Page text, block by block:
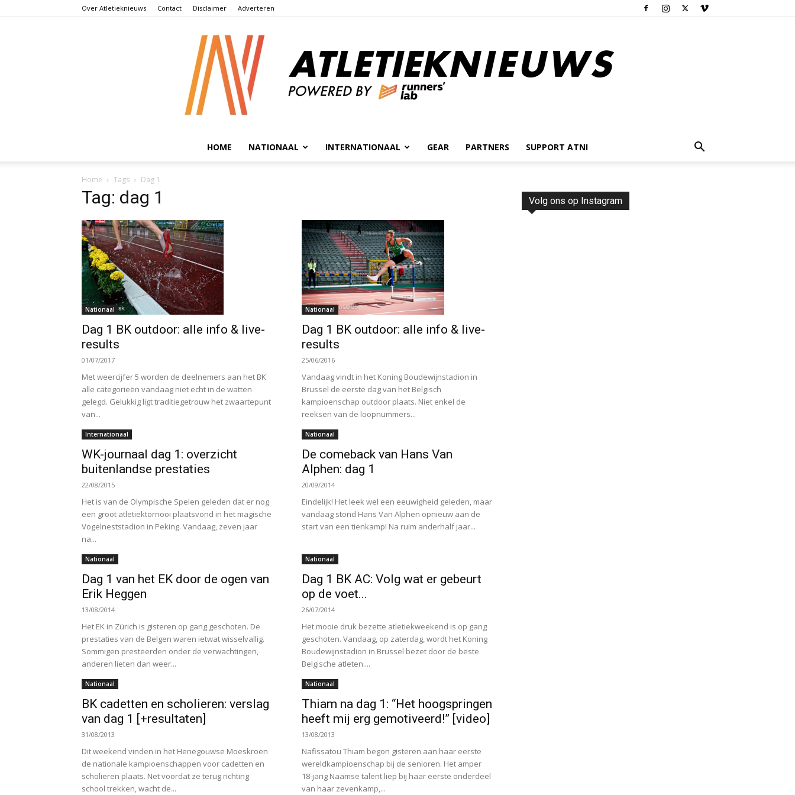
Over Atletieknieuws Contact Disclaimer Adverteren
HOME NATIONAAL INTERNATIONAAL GEAR PARTNERS SUPPORT ATNI
Home Tags Dag 1
Tag: dag 1
Nationaal
Dag 1 BK outdoor: alle info & live-
results
01/07/2017
Met weercijfer 5 worden de deelnemers aan het BK
alle categorieën vandaag niet echt in de watten
gelegd. Gelukkig ligt traditiegetrouw het zwaartepunt
van...
Nationaal
Dag 1 BK outdoor: alle info & live-
results
25/06/2016
Vandaag vindt in het Koning Boudewijnstadion in
Brussel de eerste dag van het Belgisch
kampioenschap outdoor plaats. Niet enkel de
reeksen van de loopnummers...
Internationaal
WK-journaal dag 1: overzicht
buitenlandse prestaties
22/08/2015
Het is van de Olympische Spelen geleden dat er nog
een groot atletiektornooi plaatsvond in het magische
Vogelneststadion in Peking. Vandaag, zeven jaar
na...
Nationaal
De comeback van Hans Van
Alphen: dag 1
20/09/2014
Eindelijk! Het leek wel een eeuwigheid geleden, maar
vandaag stond Hans Van Alphen opnieuw aan de
start van een tienkamp! Na ruim anderhalf jaar...
Nationaal
Dag 1 van het EK door de ogen van
Erik Heggen
13/08/2014
Het EK in Zürich is gisteren op gang geschoten. De
prestaties van de Belgen waren ietwat wisselvallig.
Sommigen presteerden onder de verwachtingen,
anderen lieten dan weer...
Nationaal
Dag 1 BK AC: Volg wat er gebeurt
op de voet...
26/07/2014
Het mooie druk bezette atletiekweekend is op gang
geschoten. Vandaag, op zaterdag, wordt het Koning
Boudewijnstadion in Brussel bezet door de beste
Belgische atleten....
Nationaal
BK cadetten en scholieren: verslag
van dag 1 [+resultaten]
31/08/2013
Dit weekend vinden in het Henegouwse Moeskroen
de nationale kampioenschappen voor cadetten en
scholieren plaats. Net voordat ze terug richting
school trekken, wacht de...
Nationaal
Thiam na dag 1: “Het hoogspringen
heeft mij erg gemotiveerd!” [video]
13/08/2013
Nafissatou Thiam begon gisteren aan haar eerste
wereldkampioenschap bij de senioren. Het amper
18-jarig Naamse talent liep bij haar eerste onderdeel
van haar zevenkamp,...
Volg ons op Instagram